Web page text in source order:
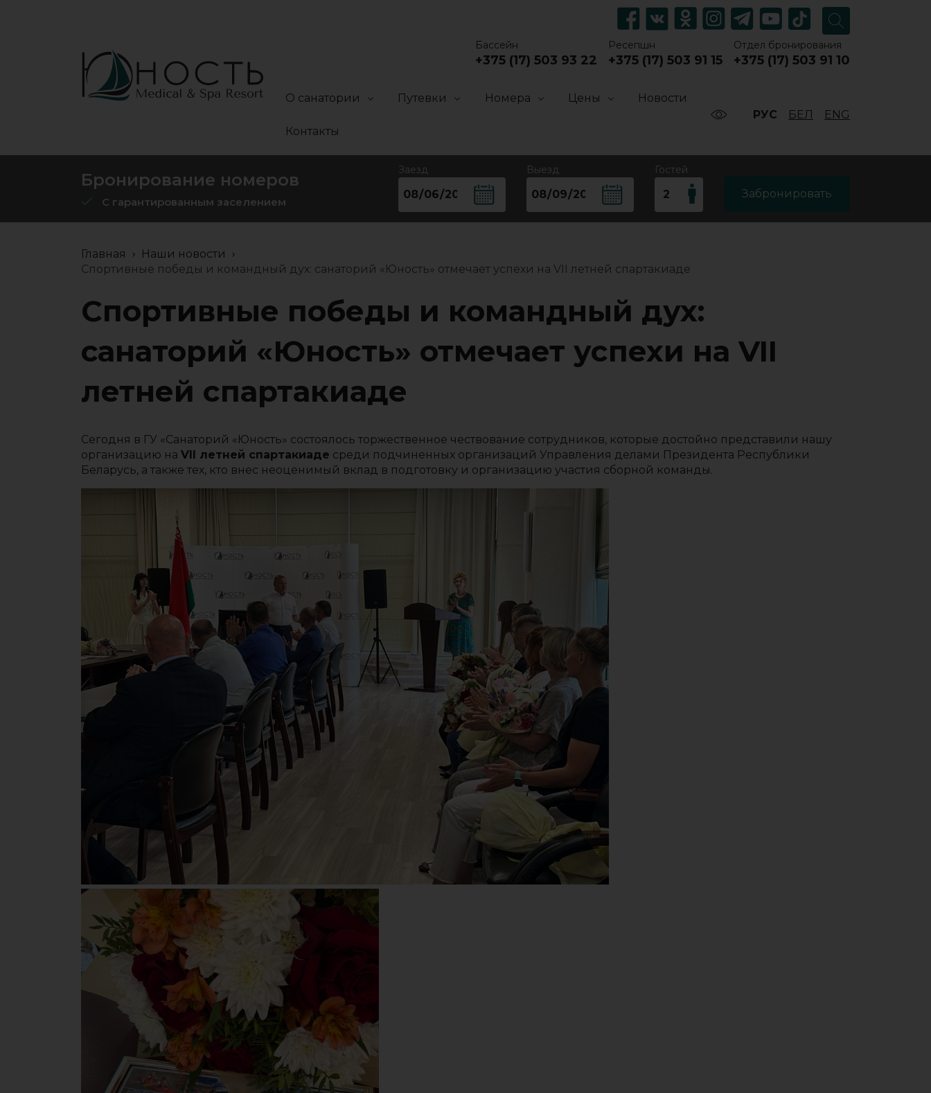
Бассейн
+375 (17) 503 93 22
Ресепшн
+375 (17) 503 91 15
Отдел бронирования
+375 (17) 503 91 10
О санатории Путевки Номера Цены Новости
Контакты
РУС БЕЛ ENG
Бронирование номеров
С гарантированным заселением
Заезд Выезд Гостей
Забронировать
Главная
Наши новости
Спортивные победы и командный дух: cанаторий «Юность» отмечает успехи на VII летней спартакиаде
Спортивные победы и командный дух:
cанаторий «Юность» отмечает успехи на VII
летней спартакиаде
Сегодня в ГУ «Санаторий «Юность» состоялось торжественное чествование сотрудников, которые достойно представили нашу
организацию на VII летней спартакиаде среди подчиненных организаций Управления делами Президента Республики
Беларусь, а также тех, кто внес неоценимый вклад в подготовку и организацию участия сборной команды.